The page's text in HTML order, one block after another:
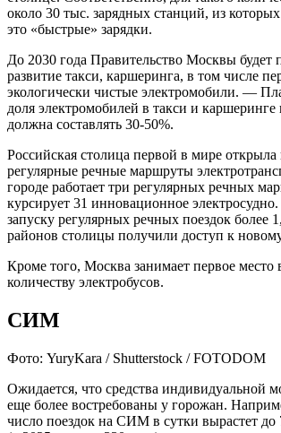
около 30 тыс. зарядных станций, из
это «быстрые» зарядки.
До 2030 года Правительство Москвы будет
развитие такси, каршеринга, в том числе
экологически чистые электромобили. —
доля электромобилей в такси и каршеринге
должна составлять 30-50%.
Российская столица первой в мире
регулярные речные маршруты
городе работает три регулярных речных
курсирует 31 инновационное электросудно.
запуску регулярных речных поездок более
районов столицы получили доступ к
Кроме того, Москва занимает первое место
количеству электробусов.
СИМ
Фото: YuryKara / Shutterstock / FOTODOM
Ожидается, что средства индивидуальной
еще более востребованы у горожан.
число поездок на СИМ в сутки вырастет до